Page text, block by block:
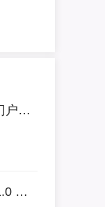
数字京师信息门户app 1.1.3 安卓版
小爱课程表 1.1.0 安卓版